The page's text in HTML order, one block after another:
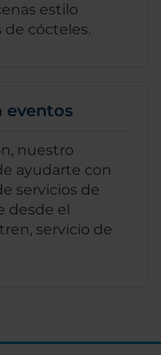
estilo
de cócteles.
eventos
nuestro
ayudarte con
servicios de
desde el
servicio de